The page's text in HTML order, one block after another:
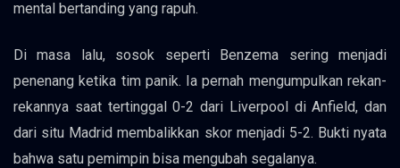
mental bertanding yang rapuh.
Di masa lalu, sosok seperti Benzema sering menjadi
penenang ketika tim panik. Ia pernah mengumpulkan rekan-
rekannya saat tertinggal 0-2 dari Liverpool di Anfield, dan
dari situ Madrid membalikkan skor menjadi 5-2. Bukti nyata
bahwa satu pemimpin bisa mengubah segalanya.